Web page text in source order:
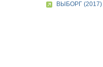
ВЫБОРГ (2017)